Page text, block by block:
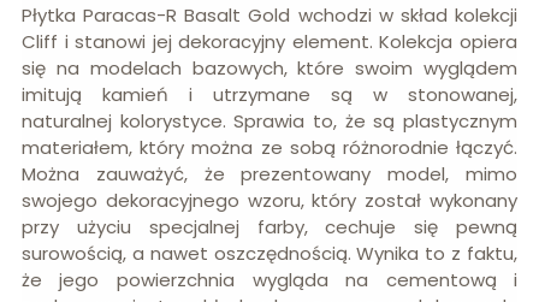
Płytka Paracas-R Basalt Gold wchodzi w skład kolekcji
Cliff i stanowi jej dekoracyjny element. Kolekcja opiera
się na modelach bazowych, które swoim wyglądem
imitują kamień i utrzymane są w stonowanej,
naturalnej kolorystyce. Sprawia to, że są plastycznym
materiałem, który można ze sobą różnorodnie łączyć.
Można zauważyć, że prezentowany model, mimo
swojego dekoracyjnego wzoru, który został wykonany
przy użyciu specjalnej farby, cechuje się pewną
surowością, a nawet oszczędnością. Wynika to z faktu,
że jego powierzchnia wygląda na cementową i